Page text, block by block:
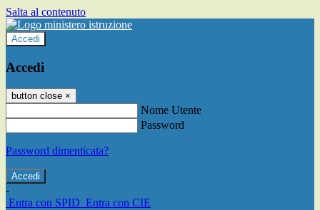
Salta al contenuto
Accedi
Accedi
button close ×
Nome Utente
Password
Password dimenticata?
-
Entra con SPID Entra con CIE